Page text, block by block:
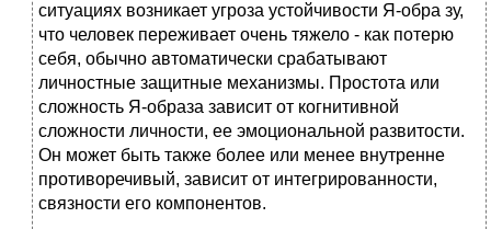
ситуациях возникает угроза устойчивости Я-обра зу,
что человек переживает очень тяжело - как потерю
себя, обычно автоматически срабатывают
личностные защитные механизмы. Простота или
сложность Я-образа зависит от когнитивной
сложности личности, ее эмоциональной развитости.
Он может быть также более или менее внутренне
противоречивый, зависит от интегрированности,
связности его компонентов.